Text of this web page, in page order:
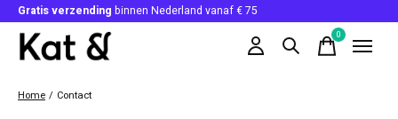
Gratis verzending binnen Nederland vanaf € 75
0items
Home / Contact